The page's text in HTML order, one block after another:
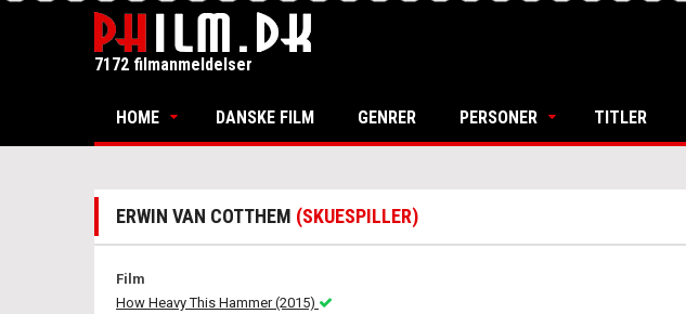
7172 filmanmeldelser
HOME DANSKE FILM GENRER PERSONER TITLER
ERWIN VAN COTTHEM (SKUESPILLER)
Film
How Heavy This Hammer (2015)